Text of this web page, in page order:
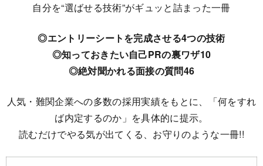
自分を“選ばせる技術”がギュッと詰まった一冊
◎エントリーシートを完成させる4つの技術
◎知っておきたい自己PRの裏ワザ10
◎絶対聞かれる面接の質問46
人気・難関企業への多数の採用実績をもとに、「何をすれ
ば内定するのか」を具体的に提示。
読むだけでやる気が出てくる、お守りのような一冊!!